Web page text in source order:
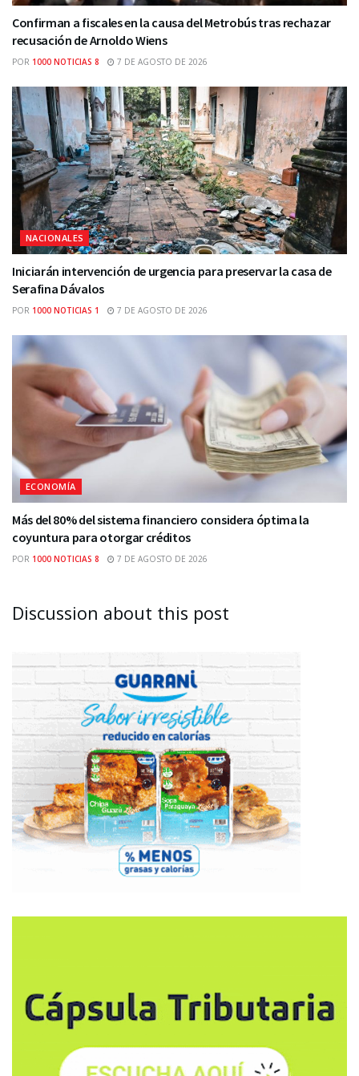
Confirman a fiscales en la causa del Metrobús tras rechazar
recusación de Arnoldo Wiens
POR 1000 NOTICIAS 8 7 DE AGOSTO DE 2026
NACIONALES
Iniciarán intervención de urgencia para preservar la casa de
Serafina Dávalos
POR 1000 NOTICIAS 1 7 DE AGOSTO DE 2026
ECONOMÍA
Más del 80% del sistema financiero considera óptima la
coyuntura para otorgar créditos
POR 1000 NOTICIAS 8 7 DE AGOSTO DE 2026
Discussion about this post